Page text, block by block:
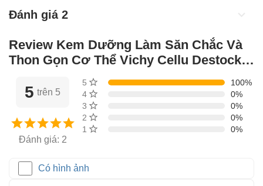
Đánh giá 2
Review Kem Dưỡng Làm Săn Chắc Và
Thon Gọn Cơ Thể Vichy Cellu Destock
từ những khách đã mua hàng
5 trên 5
Đánh giá: 2
5 sao
100%
4 sao
0%
3 sao
0%
2 sao
0%
1 sao
0%
Có hình ảnh